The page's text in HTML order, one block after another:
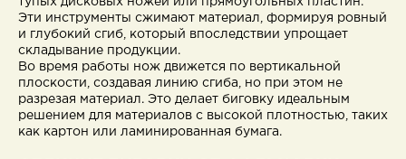
Эти инструменты сжимают материал, формируя ровный
и глубокий сгиб, который впоследствии упрощает
складывание продукции.
Во время работы нож движется по вертикальной
плоскости, создавая линию сгиба, но при этом не
разрезая материал. Это делает биговку идеальным
решением для материалов с высокой плотностью, таких
как картон или ламинированная бумага.